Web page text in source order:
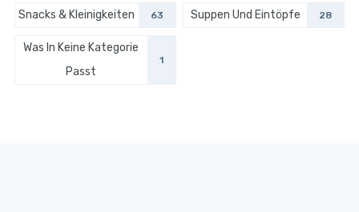
Snacks & Kleinigkeiten 63 Suppen Und Eintöpfe 28
Was In Keine Kategorie
Passt
1